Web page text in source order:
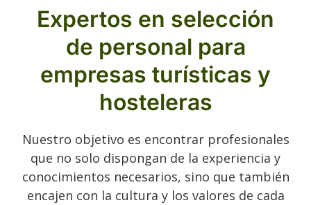
Expertos en selección
de personal para
empresas turísticas y
hosteleras
Nuestro objetivo es encontrar profesionales
que no solo dispongan de la experiencia y
conocimientos necesarios, sino que también
encajen con la cultura y los valores de cada